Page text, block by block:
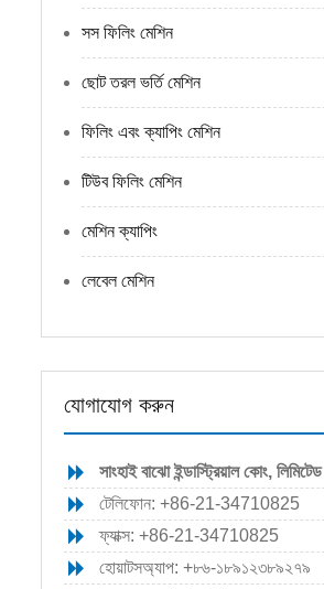
সস ফিলিং মেশিন
ছোট তরল ভর্তি মেশিন
ফিলিং এবং ক্যাপিং মেশিন
টিউব ফিলিং মেশিন
মেশিন ক্যাপিং
লেবেল মেশিন
যোগাযোগ করুন
সাংহাই বাঝো ইন্ডাস্ট্রিয়াল কোং, লিমিটেড
টেলিফোন: +86-21-34710825
ফ্যাক্স: +86-21-34710825
হোয়াটসঅ্যাপ: +৮৬-১৮৯১২৩৮৯২৭৯